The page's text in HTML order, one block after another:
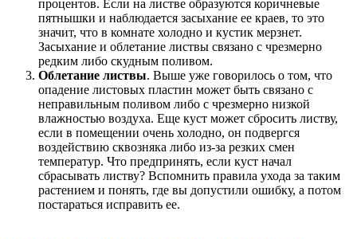
процентов. Если на листве образуются коричневые
пятнышки и наблюдается засыхание ее краев, то это
значит, что в комнате холодно и кустик мерзнет.
Засыхание и облетание листвы связано с чрезмерно
редким либо скудным поливом.
Облетание листвы. Выше уже говорилось о том, что
опадение листовых пластин может быть связано с
неправильным поливом либо с чрезмерно низкой
влажностью воздуха. Еще куст может сбросить листву,
если в помещении очень холодно, он подвергся
воздействию сквозняка либо из-за резких смен
температур. Что предпринять, если куст начал
сбрасывать листву? Вспомнить правила ухода за таким
растением и понять, где вы допустили ошибку, а потом
постараться исправить ее.